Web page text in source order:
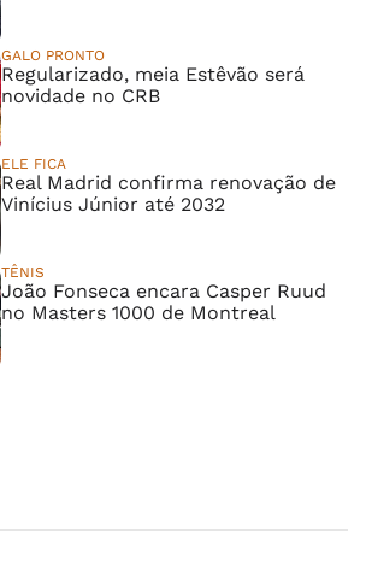
GALO PRONTO
Regularizado, meia Estêvão será
novidade no CRB
ELE FICA
Real Madrid confirma renovação de
Vinícius Júnior até 2032
TÊNIS
João Fonseca encara Casper Ruud
no Masters 1000 de Montreal